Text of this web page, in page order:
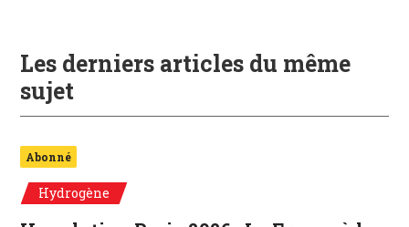
Les derniers articles du même
sujet
Abonné
Hydrogène